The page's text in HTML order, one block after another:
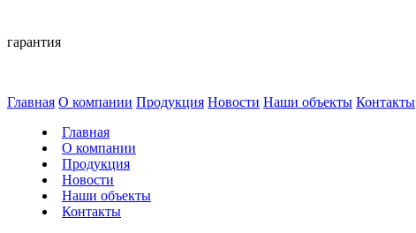
гарантия
Главная О компании Продукция Новости Наши объекты Контакты
Главная
О компании
Продукция
Новости
Наши объекты
Контакты